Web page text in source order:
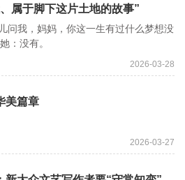
属于脚下这片土地的故事”
我，妈妈，你这一生有过什么梦想没
：没有。
2026-03-28
美篇章
2026-03-27